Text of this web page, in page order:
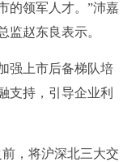
的领军人才。”沛嘉
监赵东良表示。
上市后备梯队培
支持，引导企业利
，将沪深北三大交